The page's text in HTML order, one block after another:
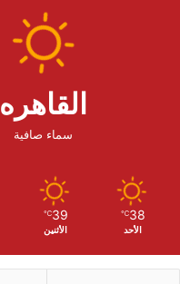
القاهره
سماء صافية
38
℃
الأحد
39
℃
الأثنين